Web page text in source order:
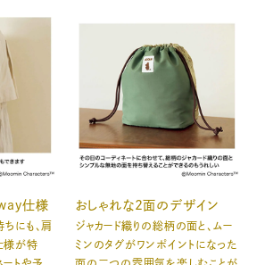
仕様
にも、肩
様が特
おしゃれな2面のデザイン
ジャカード織りの総柄の面と、ムー
ミンのタグがワンポイントになった